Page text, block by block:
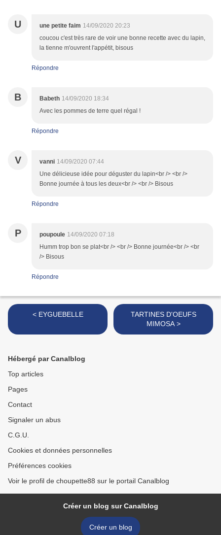
U une petite faim 14/09/2020 20:23
coucou c'est très rare de voir une bonne recette avec du lapin,
la tienne m'ouvrent l'appétit, bisous
Répondre
B Babeth 14/09/2020 18:34
Avec les pommes de terre quel régal !
Répondre
V vanni 14/09/2020 07:44
Une délicieuse idée pour déguster du lapin<br /> <br />
Bonne journée à tous les deux<br /> <br /> Bisous
Répondre
P poupoule 14/09/2020 07:18
Humm trop bon se plat<br /> <br /> Bonne journée<br /> <br
/> Bisous
Répondre
< EYGUEBELLE
TARTINES D'OEUFS
MIMOSA >
Hébergé par Canalblog
Top articles
Pages
Contact
Signaler un abus
C.G.U.
Cookies et données personnelles
Préférences cookies
Voir le profil de choupette88 sur le portail Canalblog
Créer un blog sur Canalblog
Créer un blog